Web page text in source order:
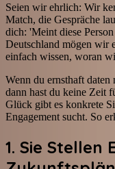
Seien wir ehrlich: Wir
Match, die Gespräche
dich: 'Meint diese
Deutschland mögen wir
einfach wissen, woran
Wenn du ernsthaft daten
dann hast du keine Zeit
Glück gibt es konkrete
Engagement sucht. So
1. Sie Stellen